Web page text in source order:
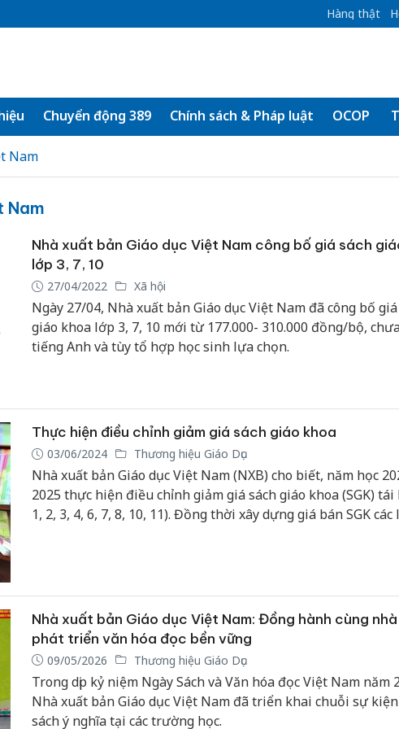
Hàng thật
Chuyển động 389 Chính sách & Pháp luật OCOP
Nam
Nam
Nhà xuất bản Giáo dục Việt Nam công bố giá sách
lớp 3, 7, 10
27/04/2022 Xã hội
Ngày 27/04, Nhà xuất bản Giáo dục Việt Nam đã công bố
giáo khoa lớp 3, 7, 10 mới từ 177.000- 310.000 đồng/bộ,
tiếng Anh và tùy tổ hợp học sinh lựa chọn.
Thực hiện điều chỉnh giảm giá sách giáo khoa
03/06/2024 Thương hiệu Giáo Dục
Nhà xuất bản Giáo dục Việt Nam (NXB) cho biết, năm học
2025 thực hiện điều chỉnh giảm giá sách giáo khoa (SGK)
1, 2, 3, 4, 6, 7, 8, 10, 11). Đồng thời xây dựng giá bán SGK các
Nhà xuất bản Giáo dục Việt Nam: Đồng hành cùng
phát triển văn hóa đọc bền vững
09/05/2026 Thương hiệu Giáo Dục
Trong dịp kỷ niệm Ngày Sách và Văn hóa đọc Việt Nam năm
Nhà xuất bản Giáo dục Việt Nam đã triển khai chuỗi sự
sách ý nghĩa tại các trường học.